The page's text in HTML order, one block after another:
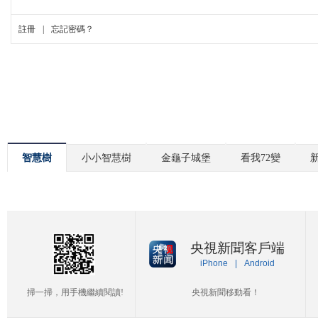
智慧樹 小小智慧樹 金龜子城堡 看我72變
掃一掃，用手機繼續閱讀!
央視新聞客戶端
iPhone | Android
央視新聞移動看！